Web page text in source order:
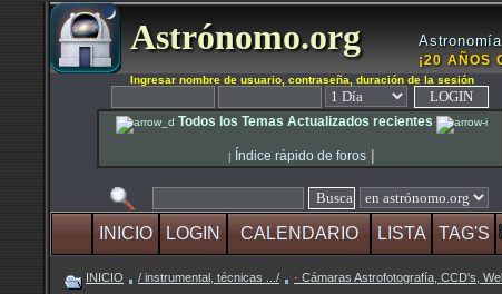
Astrónomo.org
¡20 AÑOS
Ingresar nombre de usuario, contraseña, duración de la sesión
Todos los Temas Actualizados recientes
| Índice rápido de foros |
INICIO LOGIN CALENDARIO LISTA TAG'S
INICIO / instrumental, técnicas .../ · Cámaras Astrofotografía, CCD's,